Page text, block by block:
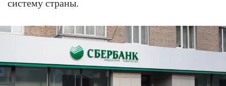
систему страны.